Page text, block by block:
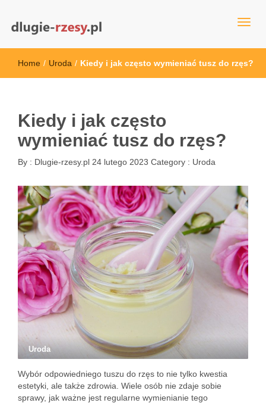
dlugie-rzesy.pl
Home / Uroda / Kiedy i jak często wymieniać tusz do rzęs?
Kiedy i jak często
wymieniać tusz do rzęs?
By : Dlugie-rzesy.pl 24 lutego 2023 Category : Uroda
Uroda
Wybór odpowiedniego tuszu do rzęs to nie tylko kwestia
estetyki, ale także zdrowia. Wiele osób nie zdaje sobie
sprawy, jak ważne jest regularne wymienianie tego